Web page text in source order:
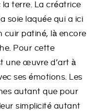
terre. La créatrice
soie laquée qui a ici
cuir patiné, là encore
Pour cette
une œuvre d’art à
ses émotions. Les
autant que pour
simplicité autant